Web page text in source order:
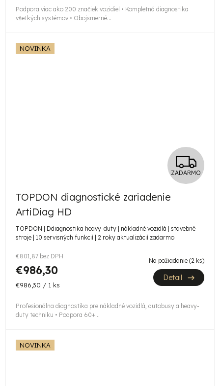
Podpora viac ako 200 značiek vozidiel • Kompletná diagnostika
všetkých systémov • Obojsmerné...
NOVINKA
Z
A
M
O
ZADARMO
TOPDON diagnostické zariadenie
ArtiDiag HD
TOPDON | Ddiagnostika heavy-duty | nákladné vozidlá | stavebné
stroje | 10 servisných funkcií | 2 roky aktualizácií zadarmo
€801,87 bez DPH
€986,30
Jednotková
€986,30 / 1 ks
Na požiadanie (2 ks)
Detail
Profesionálna diagnostika pre nákladné vozidlá, autobusy a heavy-
duty techniku • Podpora 60+...
NOVINKA